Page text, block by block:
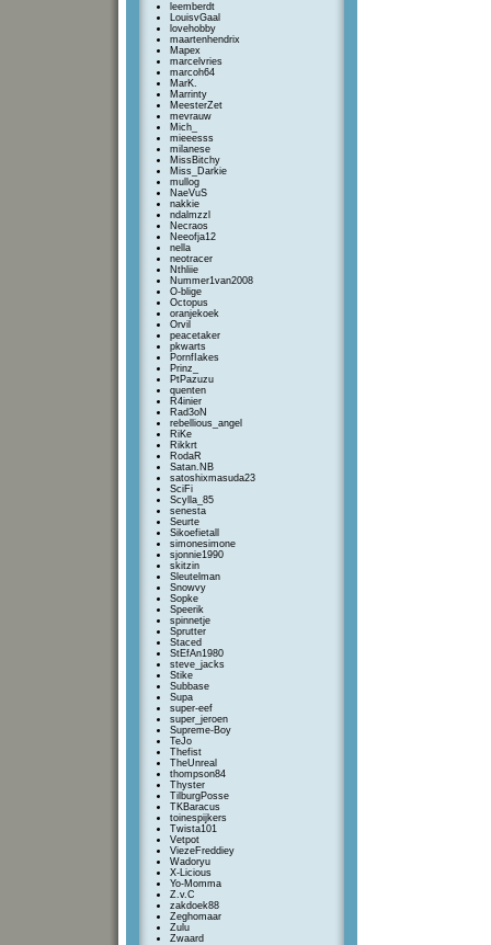
leemberdt
LouisvGaal
lovehobby
maartenhendrix
Mapex
marcelvries
marcoh64
MarK.
Marrinty
MeesterZet
mevrauw
Mich_
mieeesss
milanese
MissBitchy
Miss_Darkie
mullog
NaeVuS
nakkie
ndalmzzl
Necraos
Neeofja12
nella
neotracer
Nthliie
Nummer1van2008
O-blige
Octopus
oranjekoek
Orvil
peacetaker
pkwarts
PornfIakes
Prinz_
PtPazuzu
quenten
R4inier
Rad3oN
rebellious_angel
RiKe
Rikkrt
RodaR
Satan.NB
satoshixmasuda23
SciFi
Scylla_85
senesta
Seurte
Sikoefietall
simonesimone
sjonnie1990
skitzin
Sleutelman
Snowvy
Sopke
Speerik
spinnetje
Sprutter
Staced
StEfAn1980
steve_jacks
Stike
Subbase
Supa
super-eef
super_jeroen
Supreme-Boy
TeJo
Thefist
TheUnreal
thompson84
Thyster
TilburgPosse
TKBaracus
toinespijkers
Twista101
Vetpot
ViezeFreddiey
Wadoryu
X-Licious
Yo-Momma
Z.v.C
zakdoek88
Zeghomaar
Zulu
Zwaard